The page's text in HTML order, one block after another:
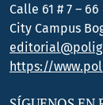
Calle 61 # 7 – 66
City Campus
https://